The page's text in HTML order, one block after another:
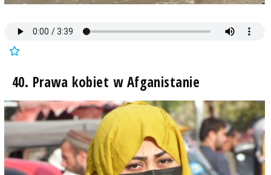
40. Prawa kobiet w Afganistanie